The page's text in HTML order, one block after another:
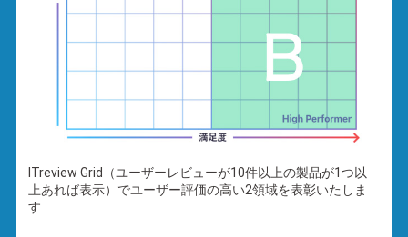
ITreview Grid（ユーザーレビューが10件以上の製品が1つ以
上あれば表示）でユーザー評価の高い2領域を表彰いたしま
す